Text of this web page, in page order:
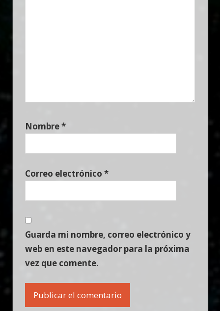
Nombre*
Correo electrónico *
Guarda mi nombre, correo electrónico y
web en este navegador para la próxima
vez que comente.